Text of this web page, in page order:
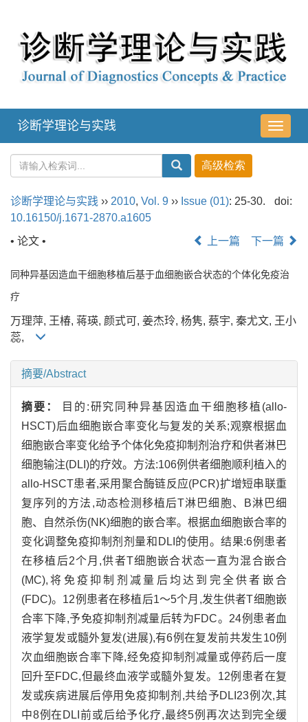
导
航
诊断学理论与实践
诊断学理论与实践 ›› 2010, Vol. 9 ›› Issue (01): 25-30.
doi:
10.16150/j.1671-2870.a1605
• 论文 •
上一篇 下一篇
同种异基因造血干细胞移植后基于血细胞嵌合状态的个体化免疫治
疗
万理萍, 王椿, 蒋瑛, 颜式可, 姜杰玲, 杨隽, 蔡宇, 秦尤文, 王小
蕊,
摘要/Abstract
摘要：
目的:研究同种异基因造血干细胞移植(allo-
HSCT)后血细胞嵌合率变化与复发的关系;观察根据血
细胞嵌合率变化给予个体化免疫抑制剂治疗和供者淋巴
细胞输注(DLI)的疗效。方法:106例供者细胞顺利植入的
allo-HSCT患者,采用聚合酶链反应(PCR)扩增短串联重
复序列的方法,动态检测移植后T淋巴细胞、B淋巴细
胞、自然杀伤(NK)细胞的嵌合率。根据血细胞嵌合率的
变化调整免疫抑制剂剂量和DLI的使用。结果:6例患者
在移植后2个月,供者T细胞嵌合状态一直为混合嵌合
(MC),将免疫抑制剂减量后均达到完全供者嵌合
(FDC)。12例患者在移植后1～5个月,发生供者T细胞嵌
合率下降,予免疫抑制剂减量后转为FDC。24例患者血
液学复发或髓外复发(进展),有6例在复发前共发生10例
次血细胞嵌合率下降,经免疫抑制剂减量或停药后一度
回升至FDC,但最终血液学或髓外复发。12例患者在复
发或疾病进展后停用免疫抑制剂,共给予DLI23例次,其
中8例在DLI前或后给予化疗,最终5例再次达到完全缓